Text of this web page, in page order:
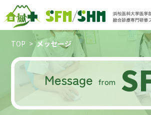
TOP メッセージ
Message from